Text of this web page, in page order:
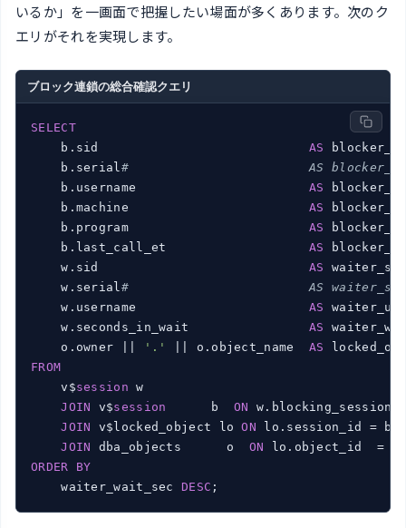
いるか」を一画面で把握したい場面が多くあります。次のク
エリがそれを実現します。
ブロック連鎖の総合確認クエリ
SELECT
    b.sid
AS
    b.serial
#                        AS
    b.username
AS
    b.machine
AS
    b.program
AS
    b.last_call_et
AS
    w.sid
AS
    w.serial
#                        AS
    w.username
AS
    w.seconds_in_wait
AS
    o.owner ||
'.' || o.object_name AS
FROM
    v$
session w
JOIN v$session
      b
ON
w.blocking_session
JOIN v$locked_object lo ON lo.session_id =
JOIN dba_objects      o ON
ORDER
BY
    waiter_wait_sec
DESC